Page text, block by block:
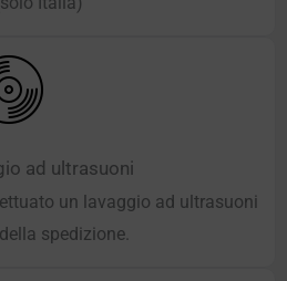
ad ultrasuoni
un lavaggio ad ultrasuoni
spedizione.